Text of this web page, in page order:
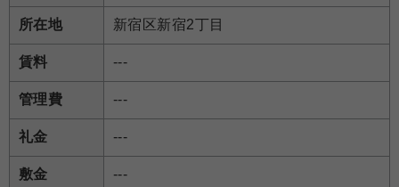
所在地 新宿区新宿2丁目
賃料 ---
管理費 ---
礼金 ---
敷金 ---